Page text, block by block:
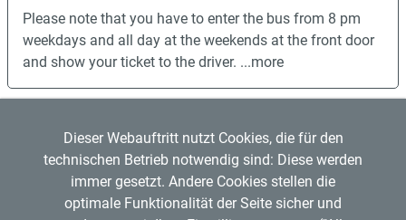
Please note that you have to enter the bus from 8 pm
weekdays and all day at the weekends at the front door
and show your ticket to the driver. ...more
Dieser Webauftritt nutzt Cookies, die für den
technischen Betrieb notwendig sind: Diese werden
immer gesetzt. Andere Cookies stellen die
optimale Funktionalität der Seite sicher und